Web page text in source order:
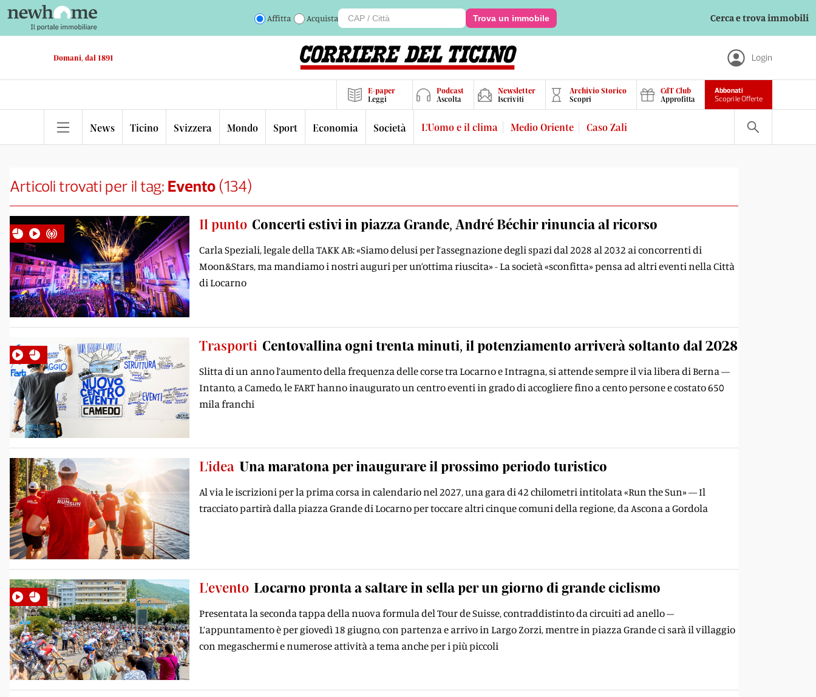
Affitta Acquista Trova un immobile Cerca e trova immobili
Domani, dal 1891 Login
E-paper
Leggi
Podcast
Ascolta
Newsletter
Iscriviti
Archivio Storico
Scopri
CdT Club
Approfitta
Abbonati
Scopri le Offerte
News Ticino Svizzera Mondo Sport Economia Società L'Uomo e il clima Medio Oriente Caso Zali
Articoli trovati per il tag: Evento(134)
Il punto Concerti estivi in piazza Grande, André Béchir rinuncia al ricorso
Carla Speziali, legale della TAKK AB: «Siamo delusi per l’assegnazione degli spazi dal 2028 al 2032 ai concorrenti di
Moon&Stars, ma mandiamo i nostri auguri per un’ottima riuscita» - La società «sconfitta» pensa ad altri eventi nella Città
di Locarno
Trasporti Centovallina ogni trenta minuti, il potenziamento arriverà soltanto dal 2028
Slitta di un anno l’aumento della frequenza delle corse tra Locarno e Intragna, si attende sempre il via libera di Berna —
Intanto, a Camedo, le FART hanno inaugurato un centro eventi in grado di accogliere fino a cento persone e costato 650
mila franchi
L'idea Una maratona per inaugurare il prossimo periodo turistico
Al via le iscrizioni per la prima corsa in calendario nel 2027, una gara di 42 chilometri intitolata «Run the Sun» — Il
tracciato partirà dalla piazza Grande di Locarno per toccare altri cinque comuni della regione, da Ascona a Gordola
L'evento Locarno pronta a saltare in sella per un giorno di grande ciclismo
Presentata la seconda tappa della nuova formula del Tour de Suisse, contraddistinto da circuiti ad anello –
L’appuntamento è per giovedì 18 giugno, con partenza e arrivo in Largo Zorzi, mentre in piazza Grande ci sarà il villaggio
con megaschermi e numerose attività a tema anche per i più piccoli